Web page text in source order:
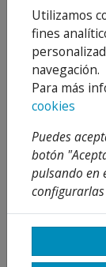
¡Este
Utilizamos
fines
navegación.
Para más
cookies
Puedes
botón
pulsando en